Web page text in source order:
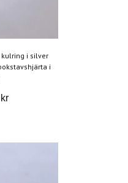
i silver
i